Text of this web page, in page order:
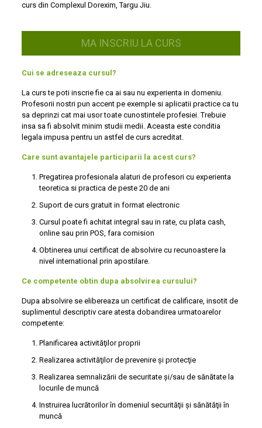
curs din Complexul Dorexim, Targu Jiu.
MA INSCRIU LA CURS
Cui se adreseaza cursul?
La curs te poti inscrie fie ca ai sau nu experienta in domeniu.
Profesorii nostri pun accent pe exemple si aplicatii practice ca tu
sa deprinzi cat mai usor toate cunostintele profesiei. Trebuie
insa sa fi absolvit minim studii medii. Aceasta este conditia
legala impusa pentru un astfel de curs acreditat.
Care sunt avantajele participarii la acest curs?
Pregatirea profesionala alaturi de profesori cu experienta
teoretica si practica de peste 20 de ani
Suport de curs gratuit in format electronic
Cursul poate fi achitat integral sau in rate, cu plata cash,
online sau prin POS, fara comision
Obtinerea unui certificat de absolvire cu recunoastere la
nivel international prin apostilare.
Ce competente obtin dupa absolvirea cursului?
Dupa absolvire se elibereaza un certificat de calificare, insotit de
suplimentul descriptiv care atesta dobandirea urmatoarelor
competente:
Planificarea activităţilor proprii
Realizarea activităţilor de prevenire şi protecţie
Realizarea semnalizării de securitate şi/sau de sănătate la
locurile de muncă
Instruirea lucrătorilor în domeniul securităţii şi sănătăţii în
muncă